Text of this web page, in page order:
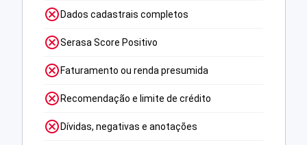
Dados cadastrais completos
Serasa Score Positivo
Faturamento ou renda presumida
Recomendação e limite de crédito
Dívidas, negativas e anotações